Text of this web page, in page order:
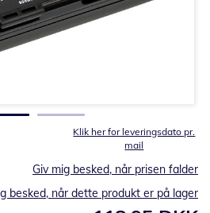
Klik her for leveringsdato pr.
mail
Giv mig besked, når prisen falder
besked, når dette produkt er på lager